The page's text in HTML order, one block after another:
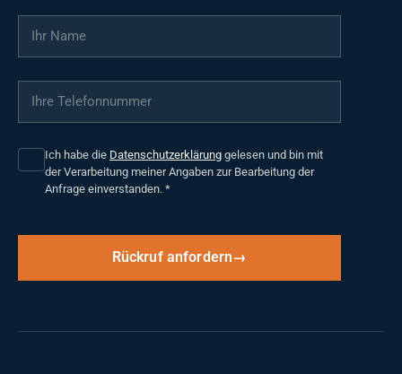
Ihr Name
Ihre Telefonnummer
Ich habe die Datenschutzerklärung gelesen und bin mit
der Verarbeitung meiner Angaben zur Bearbeitung der
Anfrage einverstanden. *
Rückruf anfordern